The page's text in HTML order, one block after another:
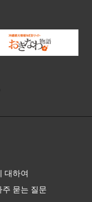
대하여
묻는 질문